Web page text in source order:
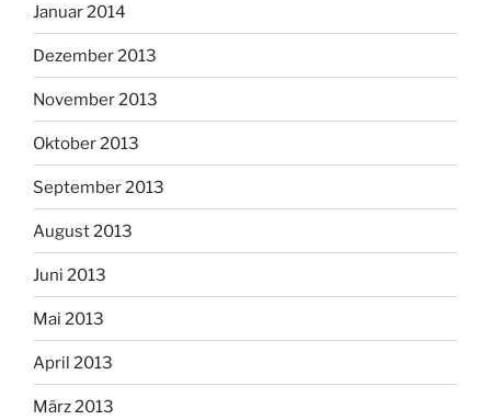
Januar 2014
Dezember 2013
November 2013
Oktober 2013
September 2013
August 2013
Juni 2013
Mai 2013
April 2013
März 2013